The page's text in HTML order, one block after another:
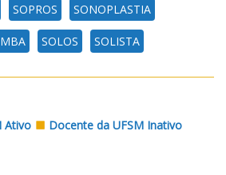
SOPROS SONOPLASTIA
SOLOS SOLISTA
Ativo
Docente da UFSM Inativo